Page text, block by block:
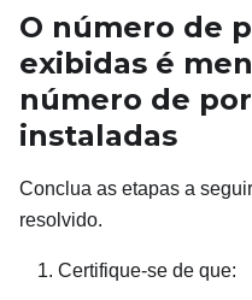
O número de
exibidas é
número de
instaladas
Conclua as etapas a
resolvido.
Certifique-se de que: